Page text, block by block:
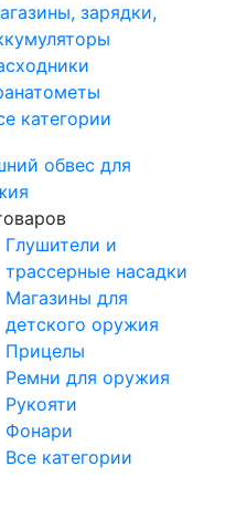
зарядки,
категории
обвес для
Глушители и
трассерные насадки
Магазины для
детского оружия
Прицелы
Ремни для оружия
Рукояти
Фонари
Все категории